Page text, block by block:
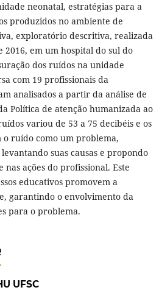
neonatal, estratégias para a
produzidos no ambiente de
exploratório descritiva, realizada
em um hospital do sul do
dos ruídos na unidade
com 19 profissionais da
analisados a partir da análise de
Política de atenção humanizada ao
variou de 53 a 75 decibéis e os
ruído como um problema,
suas causas e propondo
ações do profissional. Este
educativos promovem a
garantindo o envolvimento da
para o problema.
UFSC